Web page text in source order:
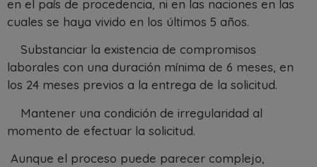
en el país de procedencia, ni en las naciones en las
cuales se haya vivido en los últimos 5 años.
Substanciar la existencia de compromisos
laborales con una duración mínima de 6 meses, en
los 24 meses previos a la entrega de la solicitud.
Mantener una condición de irregularidad al
momento de efectuar la solicitud.
Aunque el proceso puede parecer complejo,